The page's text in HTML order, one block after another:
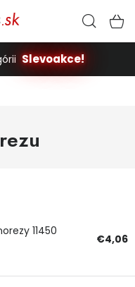
Slevoakce!
11450
€4,06